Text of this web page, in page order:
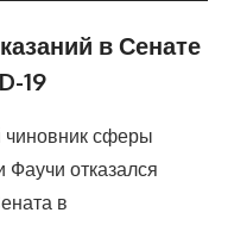
в Сенате
19
сферы
отказался
в